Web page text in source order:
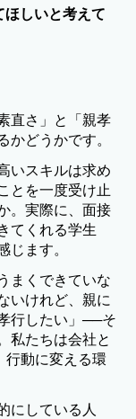
しいと考えて
直さ」と「親孝
どうかです。
いスキルは求め
とを一度受け止
。実際に、面接
てくれる学生
じます。
まくできていな
いけれど、親に
行したい」──そ
私たちは会社と
行動に変える環
にしている人